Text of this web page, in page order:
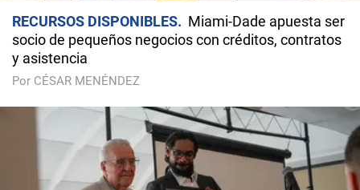
RECURSOS DISPONIBLES
Miami-Dade apuesta ser
socio de pequeños negocios con créditos, contratos
y asistencia
Por CÉSAR MENÉNDEZ